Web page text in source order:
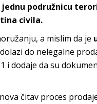
podružnicu
civila.
a mislim da je
do nelegalne
i dodaje da su
čitav proces